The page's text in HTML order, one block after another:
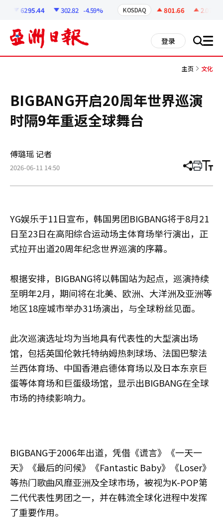
6295.44 302.82 -4.59% KOSDAQ 801.66 2.07
登录 搜 all
主页 文化
BIGBANG开启20周年世界巡演
时隔9年重返全球舞台
傅璐瑶 记者
2026-06-11 14:50 分
章
打 调
小
YG娱乐于11日宣布，韩国男团BIGBANG将于8月21
日至23日在高阳综合运动场主体育场举行演出，正
式拉开出道20周年纪念世界巡演的序幕。
根据安排，BIGBANG将以韩国站为起点，巡演持续
至明年2月，期间将在北美、欧洲、大洋洲及亚洲等
地区18座城市举办31场演出，与全球粉丝见面。
此次巡演选址均为当地具有代表性的大型演出场
馆，包括英国伦敦托特纳姆热刺球场、法国巴黎法
兰西体育场、中国香港启德体育场以及日本东京巨
蛋等体育场和巨蛋级场馆，显示出BIGBANG在全球
市场的持续影响力。
BIGBANG于2006年出道，凭借《谎言》《一天一
天》《最后的问候》《Fantastic Baby》《Loser》
等热门歌曲风靡亚洲及全球市场，被视为K-POP第
二代代表性男团之一，并在韩流全球化进程中发挥
了重要作用。